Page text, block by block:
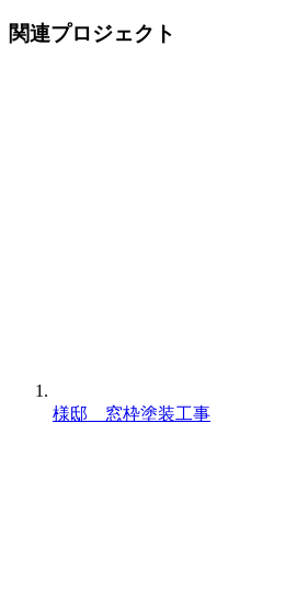
関連プロジェクト
様邸 窓枠塗装工事